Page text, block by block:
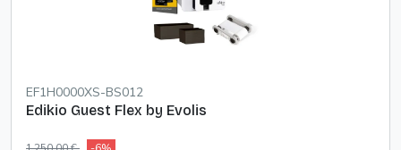
EF1H0000XS-BS012
Edikio Guest Flex by Evolis